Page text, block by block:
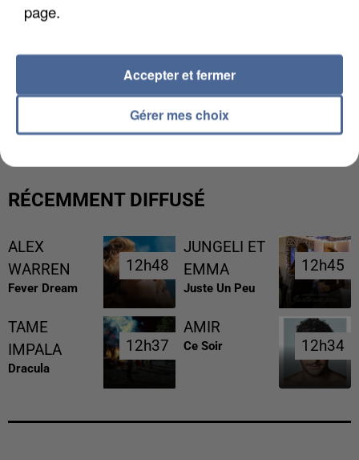
L’UN DES FONDATEURS SUPPOSÉS DE LA DZ
MAFIA INTERPELLÉ EN ALGÉRIE
RÉCEMMENT DIFFUSÉ
ALEX
WARREN
Fever Dream
12h48
12h48
JUNGELI ET
EMMA
Juste Un Peu
12h45
12h45
TAME
IMPALA
Dracula
12h37
12h37
AMIR
Ce Soir 12h34
12h34
page.
Gérer mes choix
Accepter et fermer